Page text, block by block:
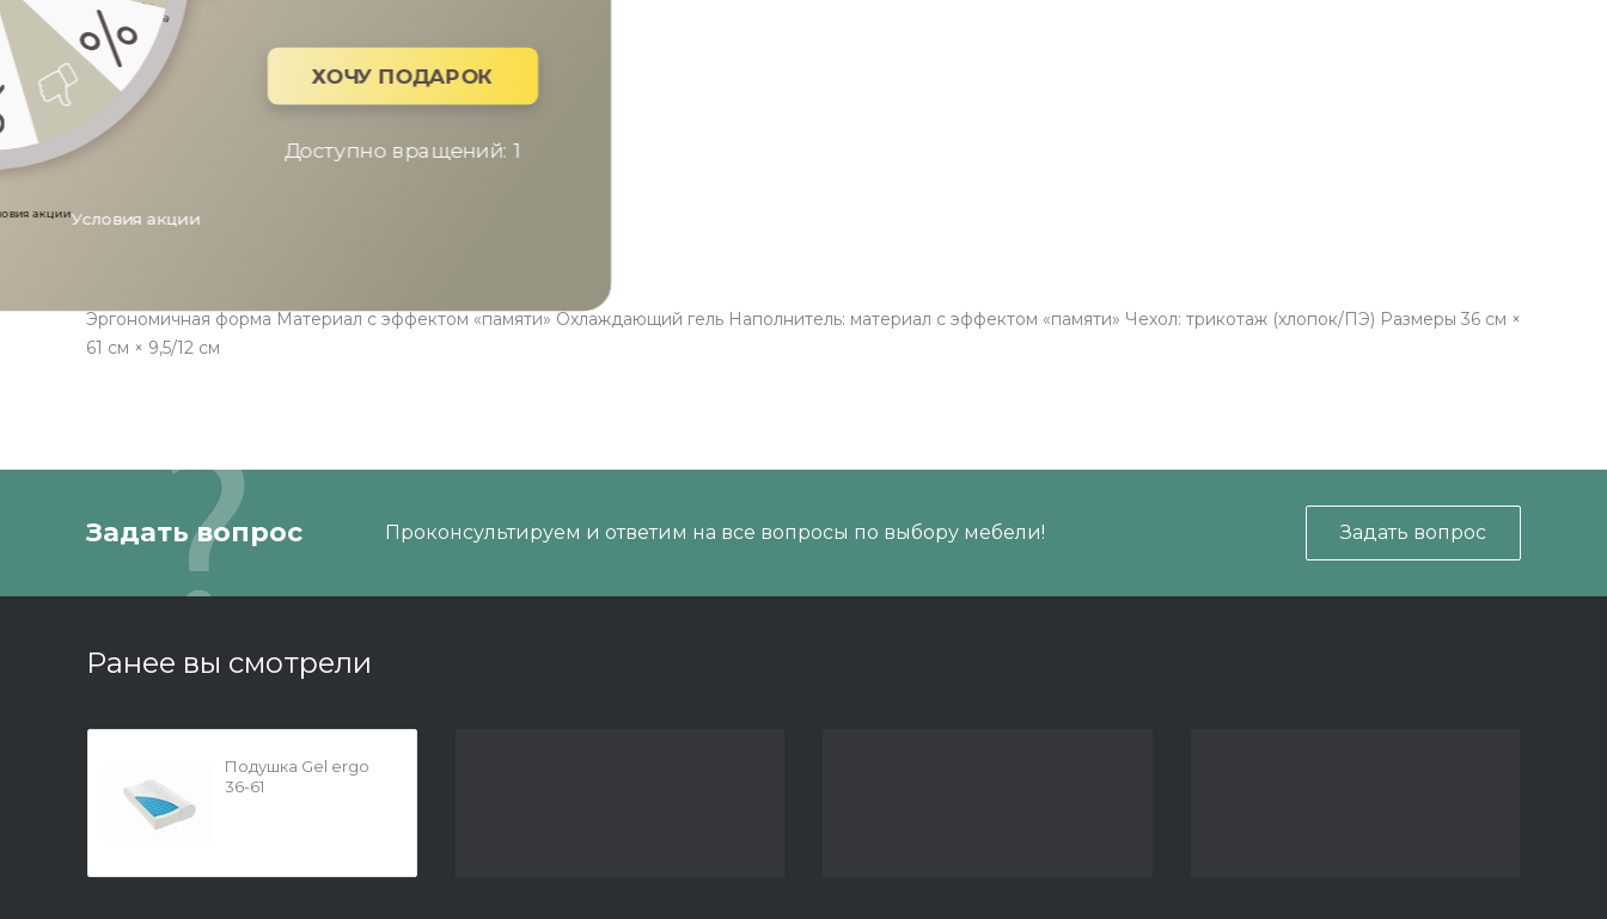
Эргономичная форма Материал с эффектом «памяти» Охлаждающий гель Наполнитель: материал с эффектом «памяти» Чехол: трикотаж (хлопок/ПЭ) Размеры 36 см ×
61 см × 9,5/12 см
Задать вопрос Проконсультируем и ответим на все вопросы по выбору мебели! Задать вопрос
Ранее вы смотрели
Подушка Gel ergo
36-61
Условия акции
ХОЧУ ПОДАРОК
Доступно вращений: 1